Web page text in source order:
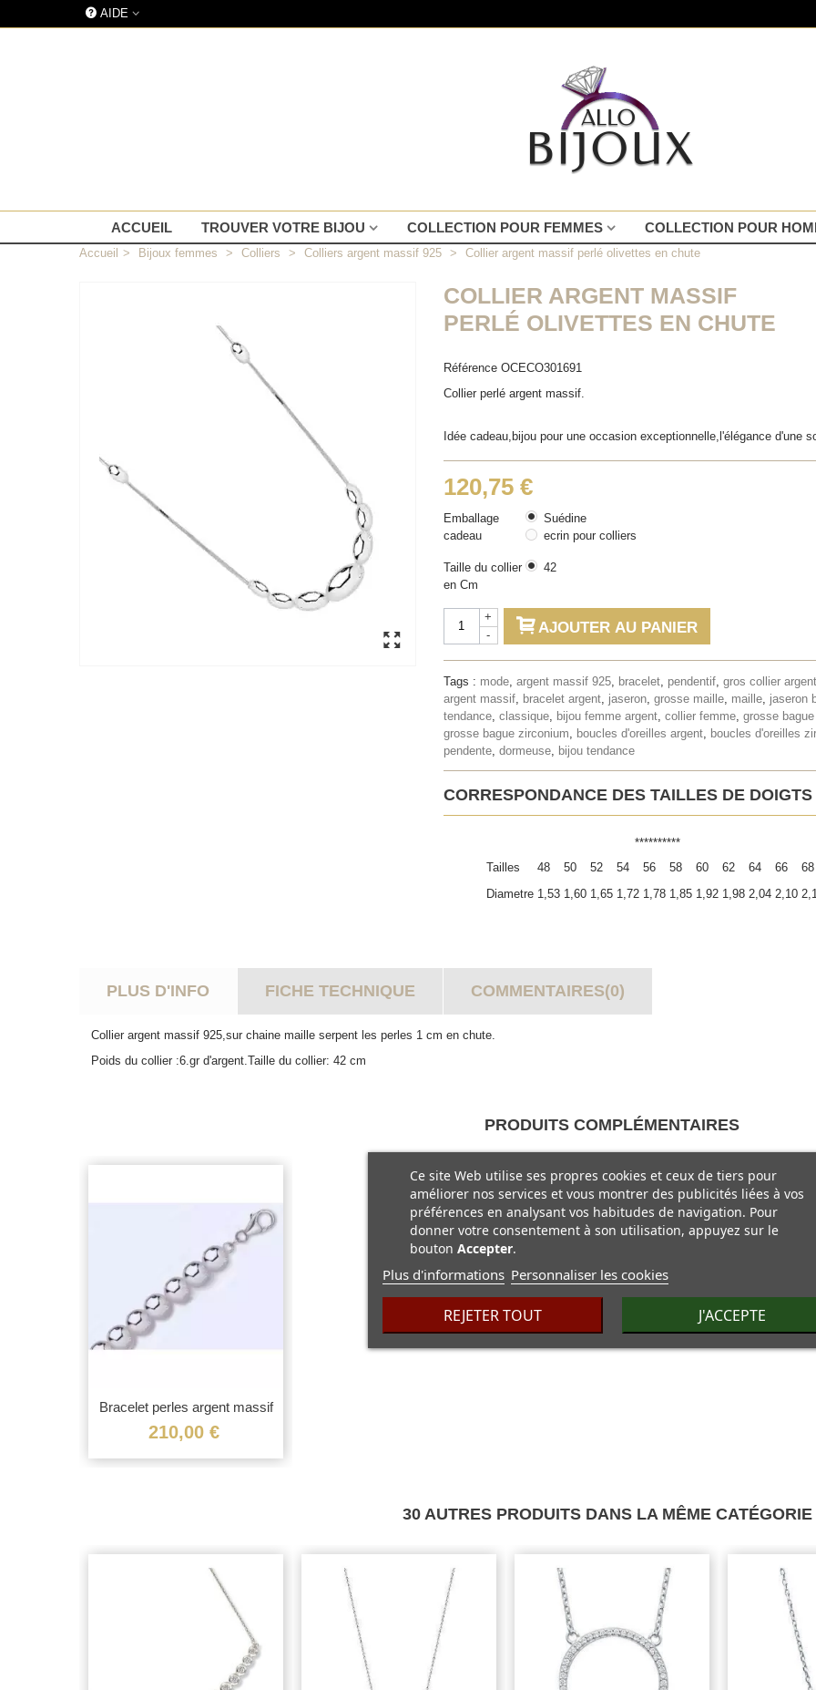
AIDE
ACCUEIL TROUVER VOTRE BIJOU COLLECTION POUR FEMMES COLLECTION POUR
Accueil > Bijoux femmes > Colliers > Colliers argent massif 925 > Collier argent massif perlé olivettes en chute
COLLIER ARGENT MASSIF
PERLÉ OLIVETTES EN CHUTE
Référence OCECO301691
Collier perlé argent massif.
Idée cadeau,bijou pour une occasion exceptionnelle,l'élégance d'une
120,75 €
Emballage
cadeau
Suédine
ecrin pour colliers
Taille du collier
en Cm
42
-
+
AJOUTER AU PANIER
Tags : mode, argent massif 925, bracelet, pendentif, gros collier argent
argent massif, bracelet argent, jaseron, grosse maille, maille, jaseron
tendance, classique, bijou femme argent, collier femme, grosse
grosse bague zirconium, boucles d'oreilles argent, boucles d'oreilles
pendente, dormeuse, bijou tendance
CORRESPONDANCE DES TAILLES DE
**********
Tailles
48 50 52 54 56 58 60 62 64 66
68
Diametre 1,53 1,60 1,65 1,72 1,78 1,85 1,92 1,98 2,04 2,10
PLUS D'INFO FICHE TECHNIQUE COMMENTAIRES(0)
Collier argent massif 925,sur chaine maille serpent les perles 1 cm en chute.
Poids du collier :6.gr d'argent.Taille du collier: 42 cm
PRODUITS COMPLÉMENTAIRES
Vue rapide
Bracelet perles argent massif
210,00 €
30 AUTRES PRODUITS DANS LA MÊME CATÉGORIE
Ce site Web utilise ses propres cookies et ceux de tiers pour
améliorer nos services et vous montrer des publicités liées à vos
préférences en analysant vos habitudes de navigation. Pour
donner votre consentement à son utilisation, appuyez sur le
bouton Accepter.
Plus d'informations Personnaliser les cookies
REJETER TOUT J'ACCEPTE